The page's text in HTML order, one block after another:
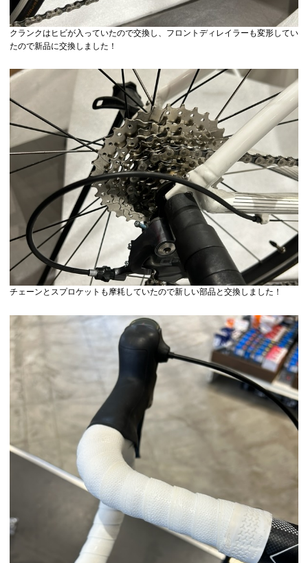
クランクはヒビが入っていたので交換し、フロントディレイラーも変形してい
たので新品に交換しました！
チェーンとスプロケットも摩耗していたので新しい部品と交換しました！